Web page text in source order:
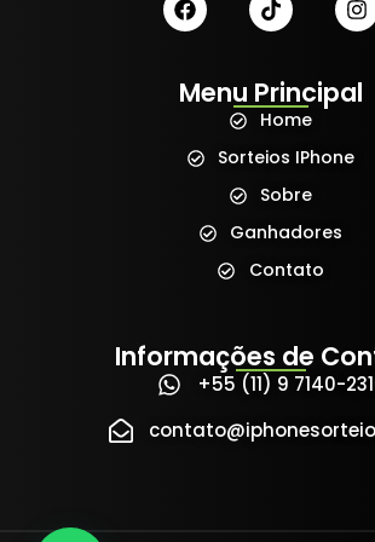
Menu Principal
Home
Sorteios IPhone
Sobre
Ganhadores
Contato
Informações de
+55 (11) 9 7140-